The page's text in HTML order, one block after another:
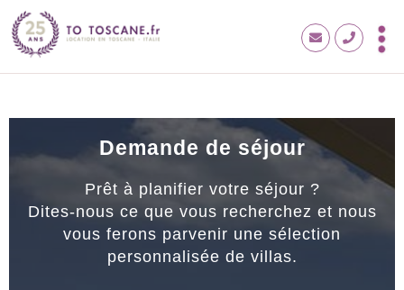
Demande de séjour
Prêt à planifier votre séjour ?
Dites-nous ce que vous recherchez et nous
vous ferons parvenir une sélection
personnalisée de villas.